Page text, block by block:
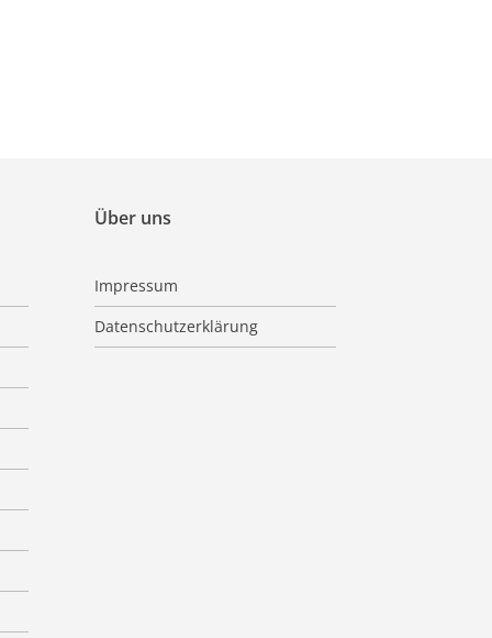
Über uns
Impressum
Datenschutzerklärung